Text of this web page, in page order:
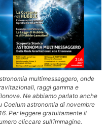
multimessaggero, onde
raggi gamma e
Ne abbiamo parlato anche
Coelum astronomia di novembre
Per leggere gratuitamente il
cliccare sull’immagine.